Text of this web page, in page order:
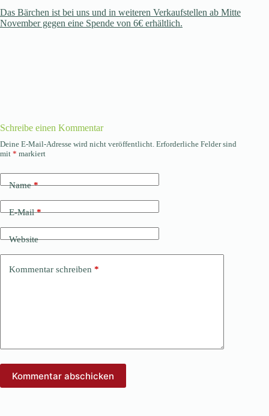
Das Bärchen ist bei uns und in weiteren Verkaufstellen ab Mitte
November gegen eine Spende von 6€ erhältlich.
Schreibe einen Kommentar
Deine E-Mail-Adresse wird nicht veröffentlicht. Erforderliche Felder sind
mit * markiert
Name*
E-Mail*
Website
Kommentar schreiben *
Kommentar abschicken